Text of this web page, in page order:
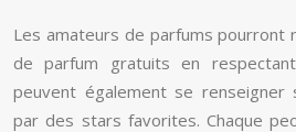
Les amateurs de parfums pourront
de parfum gratuits en
peuvent également se renseigner
par des stars favorites. Chaque